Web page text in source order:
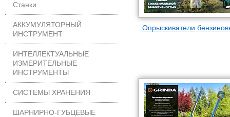
Станки
АККУМУЛЯТОРНЫЙ
ИНСТРУМЕНТ
ИНТЕЛЛЕКТУАЛЬНЫЕ
ИЗМЕРИТЕЛЬНЫЕ
ИНСТРУМЕНТЫ
СИСТЕМЫ ХРАНЕНИЯ
ШАРНИРНО-ГУБЦЕВЫЕ
Опрыскиватели